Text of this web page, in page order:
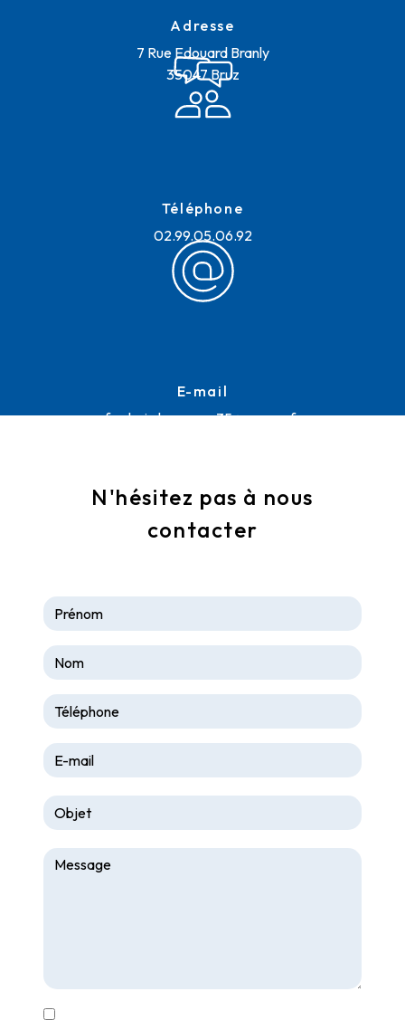
Adresse
7 Rue Edouard Branly
35047 Bruz
Téléphone
02.99.05.06.92
E-mail
frederic.lemoussu35@orange.fr
N'hésitez pas à nous
contacter